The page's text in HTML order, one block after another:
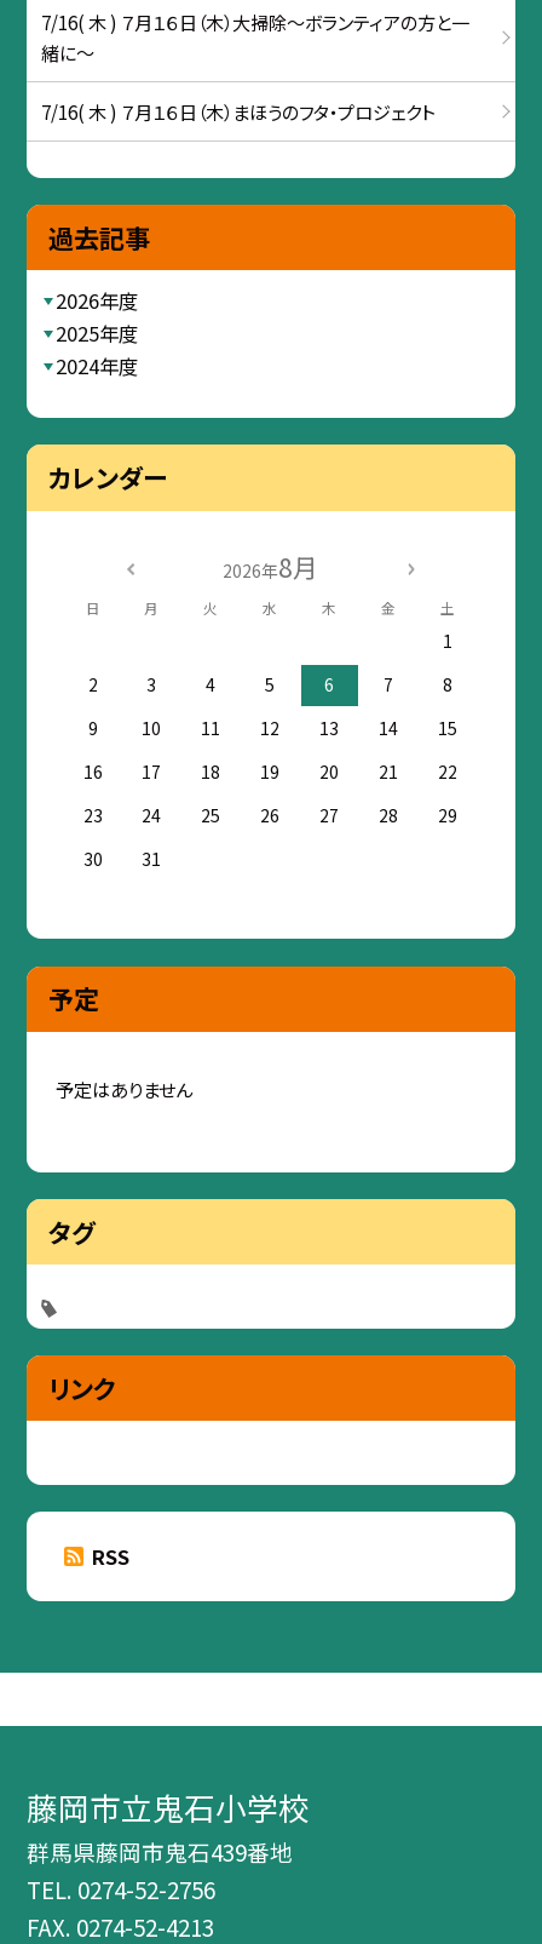
7/16( 木 ) ７月１６日（木）大掃除～ボランティアの方と一
緒に～
7/16( 木 ) ７月１６日（木）まほうのフタ・プロジェクト
過去記事
2026年度
2025年度
2024年度
カレンダー
2026年8月
日 月 火 水 木 金 土
1
2
3 4 5 6 7
8
9
10 11 12 13 14
15
16
17 18 19 20 21
22
23
24 25 26 27 28
29
30
31
予定
予定はありません
タグ
リンク
RSS
藤岡市立鬼石小学校
群馬県藤岡市鬼石439番地
TEL. 0274-52-2756
FAX. 0274-52-4213